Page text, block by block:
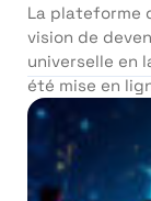
La plateforme
vision de
universelle en
été mise en